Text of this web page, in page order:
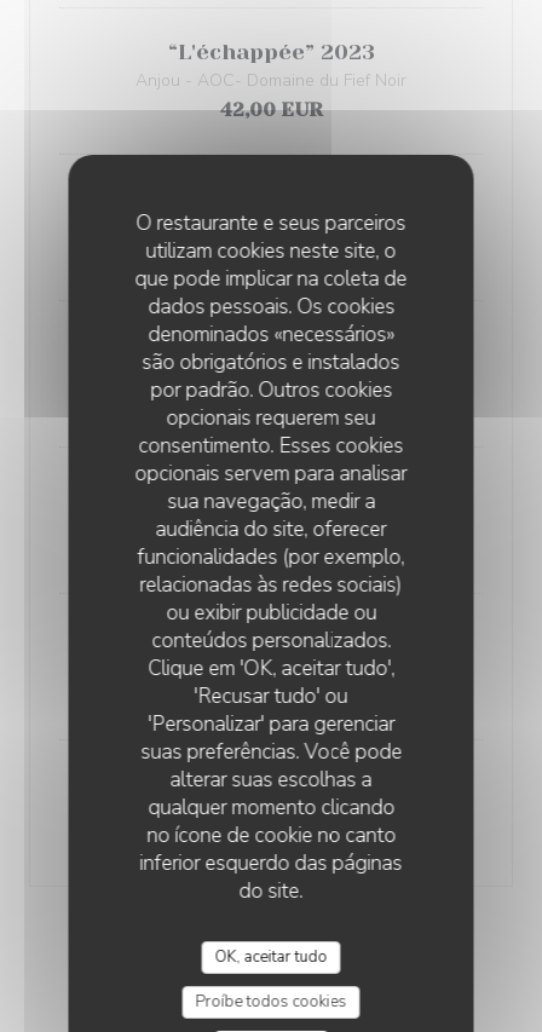
O restaurante e seus parceiros
utilizam cookies neste site, o
que pode implicar na coleta de
dados pessoais. Os cookies
denominados «necessários»
são obrigatórios e instalados
por padrão. Outros cookies
opcionais requerem seu
consentimento. Esses cookies
opcionais servem para analisar
sua navegação, medir a
audiência do site, oferecer
funcionalidades (por exemplo,
relacionadas às redes sociais)
ou exibir publicidade ou
conteúdos personalizados.
Clique em 'OK, aceitar tudo',
'Recusar tudo' ou
'Personalizar' para gerenciar
suas preferências. Você pode
alterar suas escolhas a
qualquer momento clicando
no ícone de cookie no canto
inferior esquerdo das páginas
do site.
OK, aceitar tudo
Proíbe todos cookies
“L'échappée” 2023
Anjou - AOC- Domaine du Fief Noir
42,00 EUR
Languedoc - Vin de France - Villa Tempora
46,00 EUR
“Les Lucioles” 2021
Languedoc Roussillon - AOC - Domaine Modat
65,00 EUR
“François 1er” 2019
Loire - AOC Domaine des Huards
65,00 EUR
"Les Genièvrières" 2022
Saône-et-Loire - AOC - Domaine Guillot-Broux
75,00 EUR
"Asphodèle" 2019
Bordeaux - AOC - Château Climens
90,00 EUR
VINS ROUGES
Bouteille 75cl